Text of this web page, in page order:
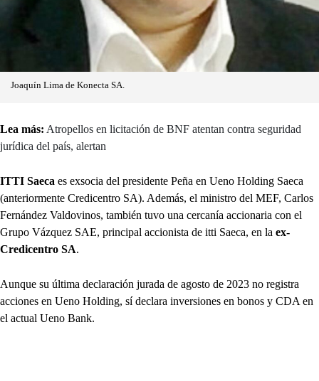
Joaquín Lima de Konecta SA.
Lea más: Atropellos en licitación de BNF atentan contra seguridad
jurídica del país, alertan
ITTI Saeca es exsocia del presidente Peña en Ueno Holding Saeca
(anteriormente Credicentro SA). Además, el ministro del MEF, Carlos
Fernández Valdovinos, también tuvo una cercanía accionaria con el
Grupo Vázquez SAE, principal accionista de itti Saeca, en la ex-
Credicentro SA.
Aunque su última declaración jurada de agosto de 2023 no registra
acciones en Ueno Holding, sí declara inversiones en bonos y CDA en
el actual Ueno Bank.